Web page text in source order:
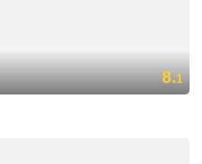
8.1